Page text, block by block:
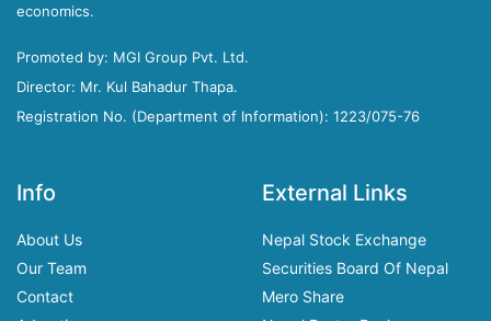
economics.
Promoted by: MGI Group Pvt. Ltd.
Director: Mr. Kul Bahadur Thapa.
Registration No. (Department of Information): 1223/075-76
Info
About Us
Our Team
Contact
External Links
Nepal Stock Exchange
Securities Board Of Nepal
Mero Share